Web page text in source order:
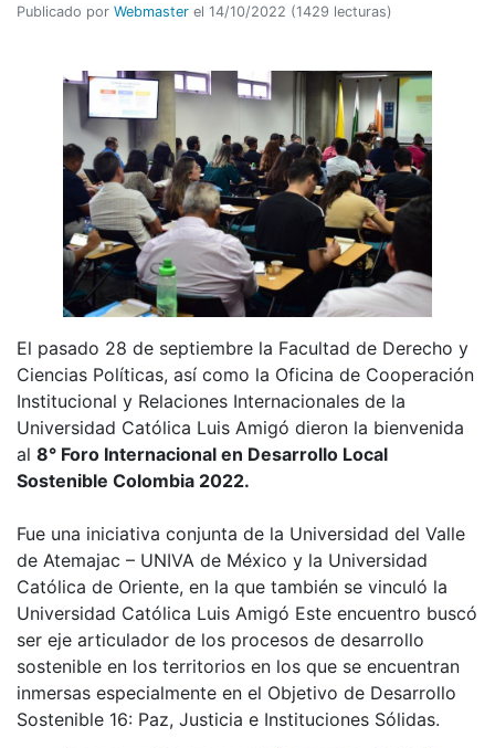
Publicado por Webmaster el 14/10/2022 (1429 lecturas)
El pasado 28 de septiembre la Facultad de Derecho y
Ciencias Políticas, así como la Oficina de Cooperación
Institucional y Relaciones Internacionales de la
Universidad Católica Luis Amigó dieron la bienvenida
al 8° Foro Internacional en Desarrollo Local
Sostenible Colombia 2022.
Fue una iniciativa conjunta de la Universidad del Valle
de Atemajac – UNIVA de México y la Universidad
Católica de Oriente, en la que también se vinculó la
Universidad Católica Luis Amigó Este encuentro buscó
ser eje articulador de los procesos de desarrollo
sostenible en los territorios en los que se encuentran
inmersas especialmente en el Objetivo de Desarrollo
Sostenible 16: Paz, Justicia e Instituciones Sólidas.